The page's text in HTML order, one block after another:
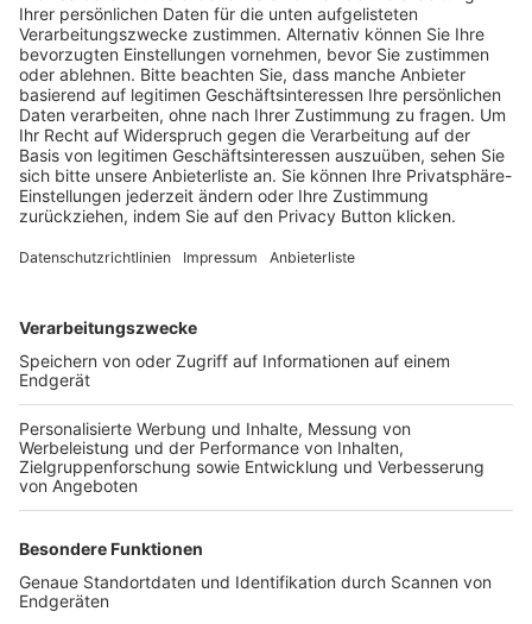
Trainerausbildung
Schulungsangebot Vereinsmitarbeiter
BFV-Geschäftsstellen
Trainerbörse
Login SpielPlus
FOLGE DEM BFV
TOP-VEREINE
TOP-PARTNER